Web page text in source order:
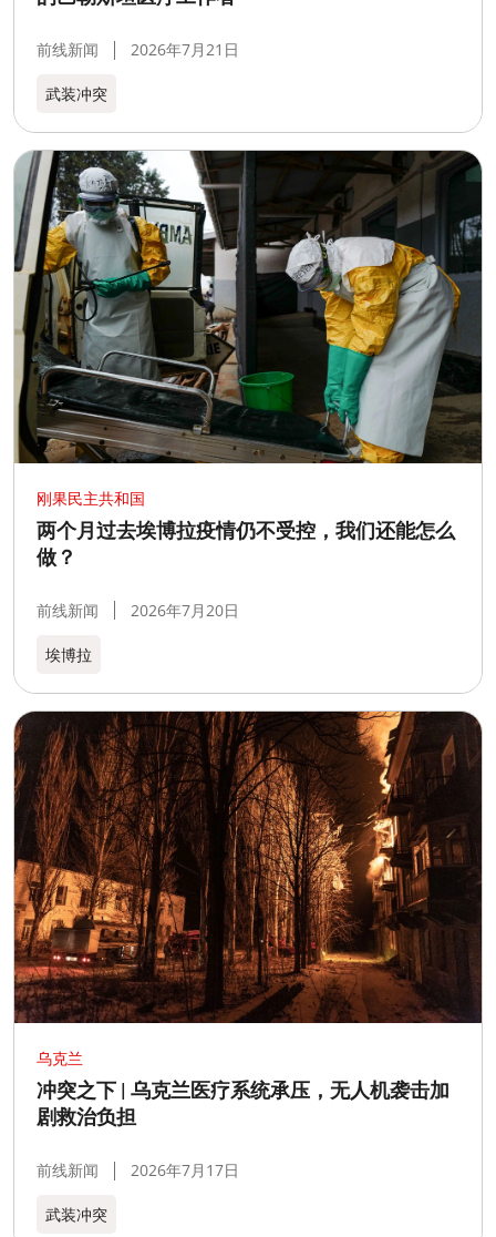
前线新闻 2026年7月21日
武装冲突
刚果民主共和国
两个月过去埃博拉疫情仍不受控，我们还能怎么
做？
前线新闻 2026年7月20日
埃博拉
乌克兰
冲突之下 | 乌克兰医疗系统承压，无人机袭击加
剧救治负担
前线新闻 2026年7月17日
武装冲突